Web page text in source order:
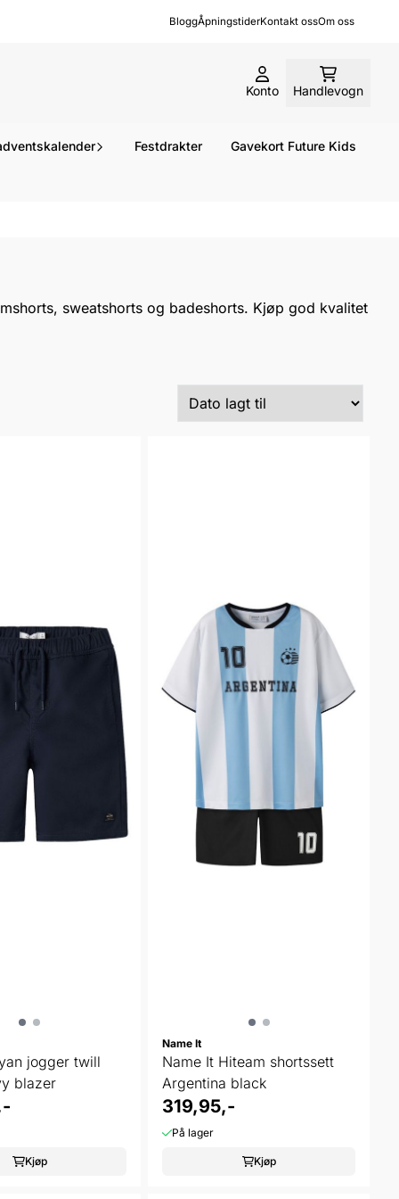
BloggÅpningstiderKontakt ossOm oss
Konto Handlevogn
Festdrakter Gavekort Future Kids
sweatshorts og badeshorts. Kjøp god kvalitet
jogger twill
blazer
Kjøp
Name It
Name It Hiteam shortssett
Argentina black
319,95,-
På lager
Kjøp